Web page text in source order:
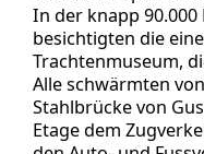
In der knapp
besichtigten die
Trachtenmuseum,
Alle schwärmten
Stahlbrücke von
Etage dem